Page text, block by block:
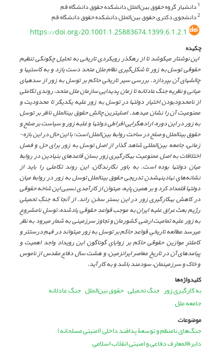
1دانشیار گروه حقوق بین‌الملل دانشکده حقوق دانشگاه قم
2دانشجوی دکتری حقوق بین‌الملل دانشکده حقوق دانشگاه قم
https://doi.org/20.1001.1.25883674.1399.6.1.2.1
چکیده
این نوشتار می­کوشد تا از رهگذر رویکردی تاریخی به تحلیل چگونگی تنظیم
حقوقی توسل به زور تا شکل‌گیری نظام ملل متحد دست یازد و به کاستی­ها و
چالشهای آن بپردازد. بررسی سیر تاریخیِ حاکم بر توسل به زور از سده­های
میانی و نظریه جنگ عادلانه تا زمان پدیدایی سازمان ملل متحد، روندی تکاملی
از نامحدودبودن اختیار دولتها در توسل به زور علیه یکدیگر تا محدودیت و
ممنوعیت آن را نشان می­دهد. اصلی­ترین چالشِ حقوق بین­المللِ ناظر بر توسل
به زور در این دوره، اراده­گراییِ افراطیِ دولتها و غلبه زور و سیاست بر صلح و
حقوق بین­الملل و صلح در ساحت روابط بین‌الملل است؛ با این حال در این بازه­
زمانی، جامعه‌ بین‌المللی شاهد گذار از اصل توسل به زور برای حل و فصل
اختلافات به اصل ممنوعیت به­کارگیری زور بسان قاعده­ای بنیادین در روابط
میان دولتها بوده است. به باور نگارندگان، این روند تکاملی را باید از
نشانه‌هایِ نهادینه­شدنِ تدریجی حقوق بین­الملل توسل به زور در روابط میان
دولتها قلمداد کرد و بر همین پایه، می­توان از کارآمدیِ نسبی این شاخه حقوقی
در کاهش به­کارگیری زور در این بستر سخن راند. از آنجا که جنگِ تحمیلیِ
رژیم بعث عراق علیه ایران به موجب قواعدِ حقوقی یادشده، توسلِ نامشروعِ
به زور علیه تمامیت ارضی کشورمان و تجاوز سرزمینی به شمار می­رود به نظر
می­رسد مطالعه تاریخیِ قواعدِ حاکم بر توسل به زور می­تواند در فهمِ درست­تر و
کاملترِ موازینِ حقوقیِ حاکم بر زوایایِ گوناگونِ این رویدادِ واجد اهمیت و
پیامدهای آن در تاریخِ معاصر ایران­زمین، و هشت سال دفاعِ مقدس از ناموس
و خاک و سرزمینمان، سودمند باشد و به کار آید.
کلیدواژه‌ها
به کارگیری زور جنگ تحمیلی حقوق بین‌الملل جنگ عادلانه
جامعه ملل
موضوعات
جنگ‌های نامنظم و توسعۀ پدافند داخلی (امنیتی مسلحانه)
دایرة‌المعارف دفاعی و امنیتی انقلاب اسلامی